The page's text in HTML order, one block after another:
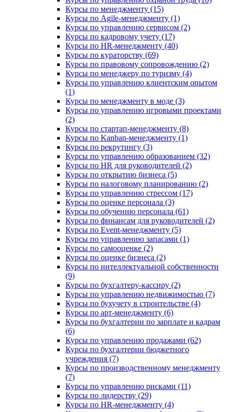
Курсы по менеджменту (15)
Курсы по Agile-менеджменту (1)
Курсы по управлению сервисом (2)
Курсы по кадровому учету (17)
Курсы по HR-менеджменту (40)
Курсы по кураторству (69)
Курсы по правовому сопровождению (2)
Курсы по менеджеру по туризму (4)
Курсы по управлению клиентским опытом
(1)
Курсы по менеджменту в моде (3)
Курсы по управлению игровыми проектами
(2)
Курсы по стартап-менеджменту (8)
Курсы по Kanban-менеджменту (1)
Курсы по рекрутингу (3)
Курсы по управлению образованием (32)
Курсы по HR для руководителей (2)
Курсы по открытию бизнеса (5)
Курсы по налоговому планированию (2)
Курсы по управлению стрессом (17)
Курсы по оценке персонала (3)
Курсы по обучению персонала (61)
Курсы по финансам для руководителей (2)
Курсы по Event-менеджменту (5)
Курсы по управлению запасами (1)
Курсы по самооценке (2)
Курсы по оценке бизнеса (2)
Курсы по интеллектуальной собственности
(9)
Курсы по бухгалтеру-кассиру (2)
Курсы по управлению недвижимостью (7)
Курсы по бухучету в строительстве (4)
Курсы по арт-менеджменту (6)
Курсы по бухгалтерии по зарплате и кадрам
(6)
Курсы по управлению продажами (62)
Курсы по бухгалтерии бюджетного
учреждения (7)
Курсы по производственному менеджменту
(7)
Курсы по управлению рисками (11)
Курсы по лидерству (29)
Курсы по HR-менеджменту (4)